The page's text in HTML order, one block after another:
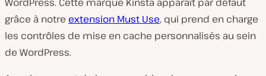
grâce à notre extension Must Use, qui prend en charge
les contrôles de mise en cache personnalisés au sein
de WordPress.